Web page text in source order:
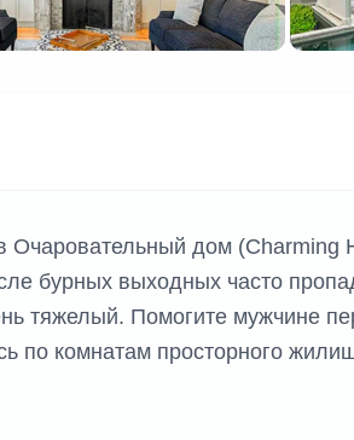
Очаровательный дом (Charming
бурных выходных часто
тяжелый. Помогите мужчине
по комнатам просторного